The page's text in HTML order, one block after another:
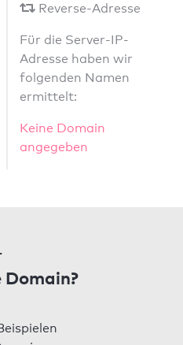
Reverse-Adresse
Für die Server-IP-
Adresse haben wir
folgenden Namen
ermittelt:
Keine Domain
angegeben